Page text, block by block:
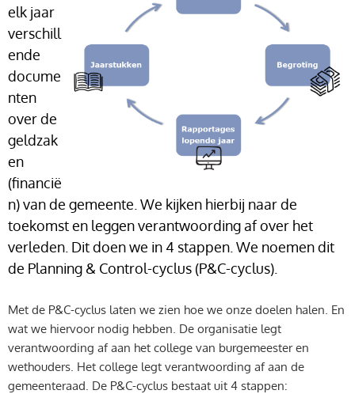
elk jaar
verschill
ende
docume
nten
over de
geldzak
en
(financië
n) van de gemeente. We kijken hierbij naar de
toekomst en leggen verantwoording af over het
verleden. Dit doen we in 4 stappen. We noemen dit
de Planning & Control-cyclus (P&C-cyclus).
Met de P&C-cyclus laten we zien hoe we onze doelen halen. En
wat we hiervoor nodig hebben. De organisatie legt
verantwoording af aan het college van burgemeester en
wethouders. Het college legt verantwoording af aan de
gemeenteraad. De P&C-cyclus bestaat uit 4 stappen: